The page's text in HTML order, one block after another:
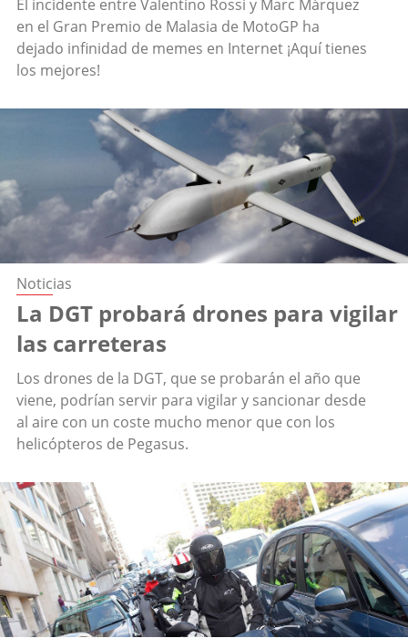
El incidente entre Valentino Rossi y Marc Márquez
en el Gran Premio de Malasia de MotoGP ha
dejado infinidad de memes en Internet ¡Aquí tienes
los mejores!
Noticias
La DGT probará drones para vigilar
las carreteras
Los drones de la DGT, que se probarán el año que
viene, podrían servir para vigilar y sancionar desde
al aire con un coste mucho menor que con los
helicópteros de Pegasus.